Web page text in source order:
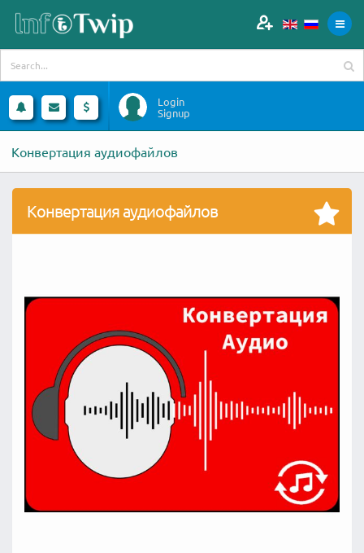
Login
Signup
Конвертация аудиофайлов
Конвертация аудиофайлов